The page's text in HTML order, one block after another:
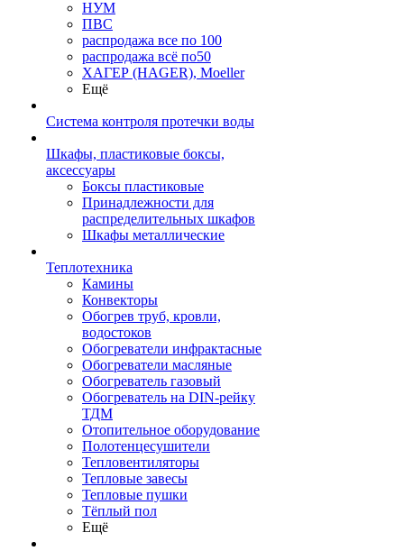
НУМ
ПВС
распродажа все по 100
распродажа всё по50
ХАГЕР (HAGER), Moeller
Ещё
Система контроля протечки воды
Шкафы, пластиковые боксы,
аксессуары
Боксы пластиковые
Принадлежности для
распределительных шкафов
Шкафы металлические
Теплотехника
Камины
Конвекторы
Обогрев труб, кровли,
водостоков
Обогреватели инфрактасные
Обогреватели масляные
Обогреватель газовый
Обогреватель на DIN-рейку
ТДМ
Отопительное оборудование
Полотенцесушители
Тепловентиляторы
Тепловые завесы
Тепловые пушки
Тёплый пол
Ещё